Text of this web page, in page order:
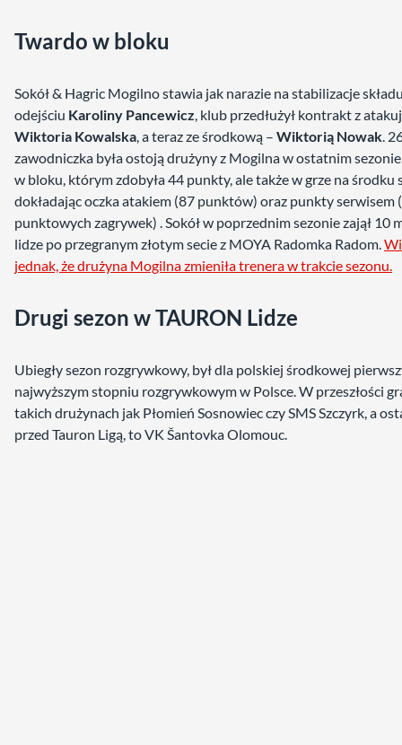
Twardo w bloku
Sokół & Hagric Mogilno stawia jak narazie na stabilizacje
odejściu Karoliny Pancewicz, klub przedłużył kontrakt z
Wiktoria Kowalska, a teraz ze środkową – Wiktorią Nowak.
zawodniczka była ostoją drużyny z Mogilna w ostatnim
w bloku, którym zdobyła 44 punkty, ale także w grze na środku
dokładając oczka atakiem (87 punktów) oraz punkty serwisem
punktowych zagrywek) . Sokół w poprzednim sezonie zajął 10
lidze po przegranym złotym secie z MOYA Radomka Radom.
jednak, że drużyna Mogilna zmieniła trenera w trakcie sezonu.
Drugi sezon w TAURON Lidze
Ubiegły sezon rozgrywkowy, był dla polskiej środkowej
najwyższym stopniu rozgrywkowym w Polsce. W przeszłości
takich drużynach jak Płomień Sosnowiec czy SMS Szczyrk, a
przed Tauron Ligą, to VK Šantovka Olomouc.